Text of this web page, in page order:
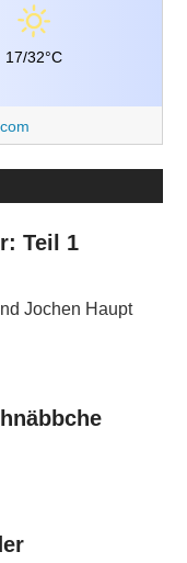
17/32°C
Teil 1
Jochen Haupt